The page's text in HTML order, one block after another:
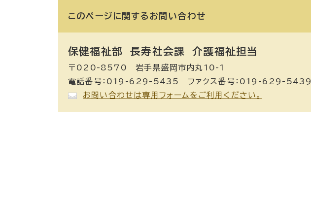
このページに関する お問い合わせ
保健福祉部 長寿社会課 介護福祉担当
〒020-8570 岩手県盛岡市内丸10-1
電話番号：019-629-5435 ファクス番号：019-629-5439
お問い合わせは専用フォームをご利用ください。